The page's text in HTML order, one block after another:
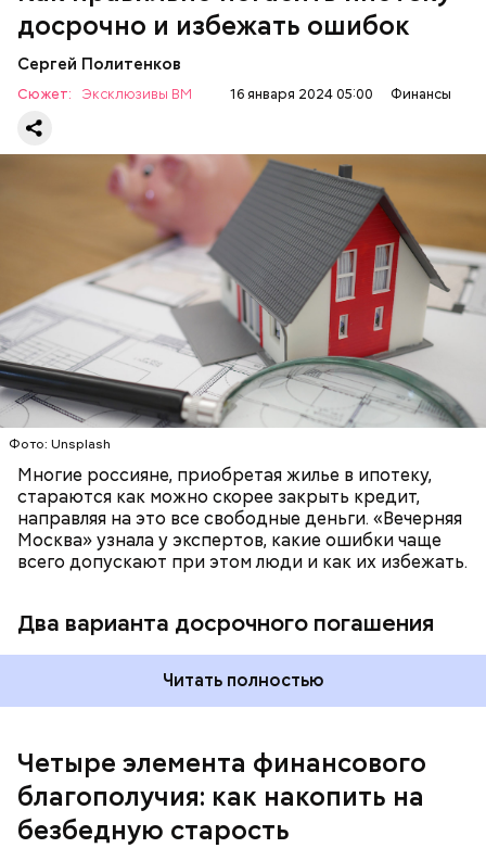
досрочно и избежать ошибок
Сергей Политенков
Сюжет: Эксклюзивы ВМ 16 января 2024 05:00 Финансы
Фото: Unsplash
Многие россияне, приобретая жилье в ипотеку,
стараются как можно скорее закрыть кредит,
направляя на это все свободные деньги. «Вечерняя
Москва» узнала у экспертов, какие ошибки чаще
всего допускают при этом люди и как их избежать.
Два варианта досрочного погашения
По мнению ипотечного брокера и эксперта по
недвижимости Дмитрия Ракуты, рынок сейчас
очень обширен, поэтому нужно внимательно
читать условия досрочного погашения ипотечного
Читать полностью
ЖИЛЬЕ ДЕНЬГИ
Четыре элемента финансового
благополучия: как накопить на
безбедную старость
— В первую очередь поймите для себя, сколько
денег вам нужно. С точки зрения финансовой
грамотности это трехмесячная сумма всех
консервативных инструментах, как банковские
вклады и накопительные счета, то не стоит ее
«раздувать», — рассказала финансист.
Причина в том, что денежные средства в таком
размере не покрывают полностью инфляцию в
текущем моменте, пояснила она.